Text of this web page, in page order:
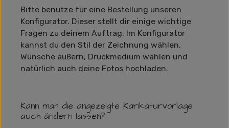
Bitte benutze für eine Bestellung unseren
Konfigurator. Dieser stellt dir einige wichtige
Fragen zu deinem Auftrag. Im Konfigurator
kannst du den Stil der Zeichnung wählen,
Wünsche äußern, Druckmedium wählen und
natürlich auch deine Fotos hochladen.
Kann man die angezeigte Karikaturvorlage
auch ändern lassen?